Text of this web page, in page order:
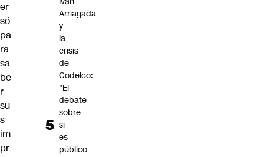
er
só
pa
ra
sa
be
r
su
s
im
pr
Arriagada
y
la
crisis
de
Codelco:
"El
debate
sobre
si
es
público